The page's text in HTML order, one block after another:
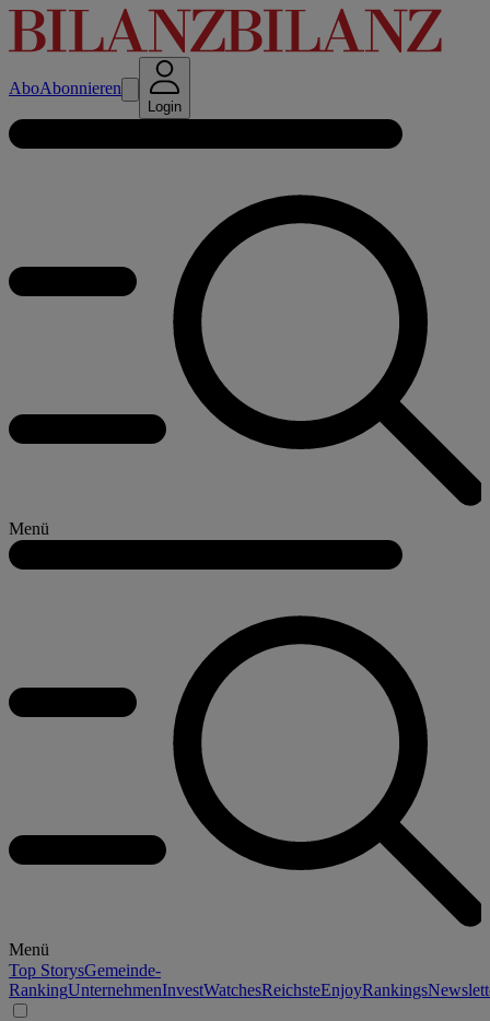
AboAbonnieren
Login
Menü
Menü
Top StorysGemeinde-
RankingUnternehmenInvestWatchesReichsteEnjoyRankings